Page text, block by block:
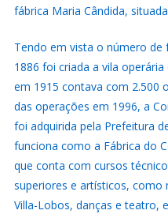
fábrica Maria Cândida,
Tendo em vista o número de
1886 foi criada a vila operária
em 1915 contava com 2.500
das operações em 1996, a
foi adquirida pela Prefeitura
funciona como a Fábrica do
que conta com cursos
superiores e artísticos, como
Villa-Lobos, danças e teatro, e